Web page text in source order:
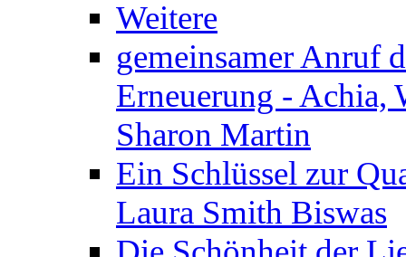
Weitere
gemeinsamer Anruf
Erneuerung - Achia,
Sharon Martin
Ein Schlüssel zur
Laura Smith Biswas